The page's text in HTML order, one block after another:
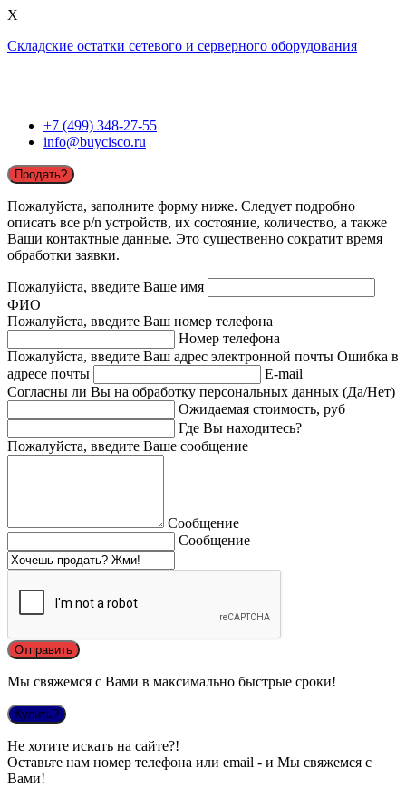
X
Складские остатки сетевого и серверного оборудования
+7 (499) 348-27-55
info@buycisco.ru
Продать?
Пожалуйста, заполните форму ниже. Следует подробно
описать все p/n устройств, их состояние, количество, а также
Ваши контактные данные. Это существенно сократит время
обработки заявки.
Пожалуйста, введите Ваше имя
ФИО
Пожалуйста, введите Ваш номер телефона
Номер телефона
Пожалуйста, введите Ваш адрес электронной почты Ошибка в
адресе почты
E-mail
Согласны ли Вы на обработку персональных данных (Да/Нет)
Ожидаемая стоимость, руб
Где Вы находитесь?
Пожалуйста, введите Ваше сообщение
Сообщение
Сообщение
Мы свяжемся с Вами в максимально быстрые сроки!
Купить?
Не хотите искать на сайте?!
Оставьте нам номер телефона или email - и Мы свяжемся с
Вами!